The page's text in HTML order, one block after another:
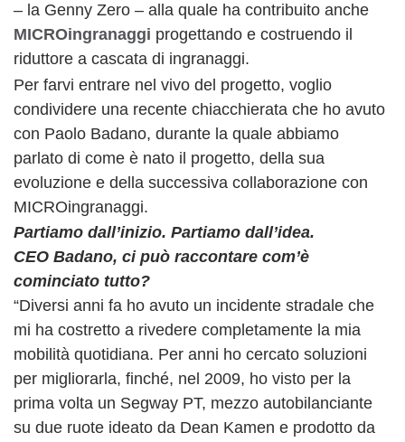
– la Genny Zero – alla quale ha contribuito anche
MICROingranaggi progettando e costruendo il
riduttore a cascata di ingranaggi.
Per farvi entrare nel vivo del progetto, voglio
condividere una recente chiacchierata che ho avuto
con Paolo Badano, durante la quale abbiamo
parlato di come è nato il progetto, della sua
evoluzione e della successiva collaborazione con
MICROingranaggi.
Partiamo dall’inizio. Partiamo dall’idea.
CEO Badano, ci può raccontare com’è
cominciato tutto?
“Diversi anni fa ho avuto un incidente stradale che
mi ha costretto a rivedere completamente la mia
mobilità quotidiana. Per anni ho cercato soluzioni
per migliorarla, finché, nel 2009, ho visto per la
prima volta un Segway PT, mezzo autobilanciante
su due ruote ideato da Dean Kamen e prodotto da